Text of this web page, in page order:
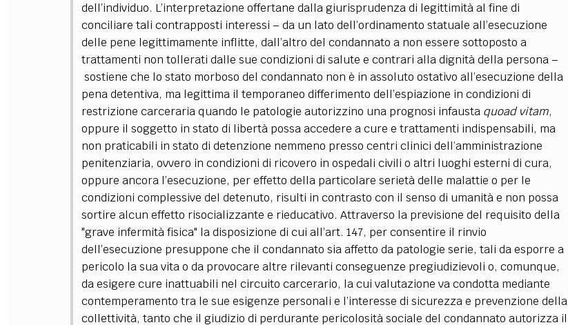
dell’individuo. L’interpretazione offertane dalla giurisprudenza di legittimità al fine di
conciliare tali contrapposti interessi –da un lato dell’ordinamento statuale all’esecuzione
delle pene legittimamente inflitte, dall’altro del condannato a non essere sottoposto a
trattamenti non tollerati dalle sue condizioni di salute e contrari alla dignità della persona–
sostiene che lo stato morboso del condannato non è in assoluto ostativo all’esecuzione della
pena detentiva, ma legittima il temporaneo differimento dell’espiazione in condizioni di
restrizione carceraria quando le patologie autorizzino una prognosi infausta quoad vitam,
oppure il soggetto in stato di libertà possa accedere a cure e trattamenti indispensabili, ma
non praticabili in stato di detenzione nemmeno presso centri clinici dell’amministrazione
penitenziaria, ovvero in condizioni di ricovero in ospedali civili o altri luoghi esterni di cura,
oppure ancora l’esecuzione, per effetto della particolare serietà delle malattie o per le
condizioni complessive del detenuto, risulti in contrasto con il senso di umanità e non possa
sortire alcun effetto risocializzante e rieducativo. Attraverso la previsione del requisito della
"grave infermità fisica" la disposizione di cui all’art. 147, per consentire il rinvio
dell’esecuzione presuppone che il condannato sia affetto da patologie serie, tali da esporre a
pericolo la sua vita o da provocare altre rilevanti conseguenze pregiudizievoli o, comunque,
da esigere cure inattuabili nel circuito carcerario, la cui valutazione va condotta mediante
contemperamento tra le sue esigenze personali e l’interesse di sicurezza e prevenzione della
collettività, tanto che il giudizio di perdurante pericolosità sociale del condannato autorizza il